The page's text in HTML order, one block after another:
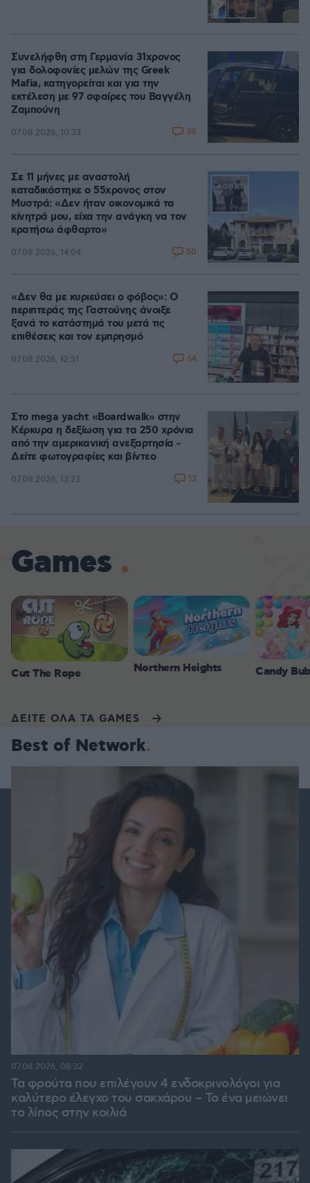
Συνελήφθη στη Γερμανία 31χρονος
για δολοφονίες μελών της Greek
Mafia, κατηγορείται και για την
εκτέλεση με 97 σφαίρες του Βαγγέλη
Ζαμπούνη
07.08.2026, 10:33 38
Σε 11 μήνες με αναστολή
καταδικάστηκε ο 55χρονος στον
Μυστρά: «Δεν ήταν οικονομικά τα
κίνητρά μου, είχα την ανάγκη να τον
κρατήσω άφθαρτο»
07.08.2026, 14:04 50
«Δεν θα με κυριεύσει ο φόβος»: Ο
περιπτεράς της Γαστούνης άνοιξε
ξανά το κατάστημά του μετά τις
επιθέσεις και τον εμπρησμό
07.08.2026, 12:51 64
Στο mega yacht «Boardwalk» στην
Κέρκυρα η δεξίωση για τα 250 χρόνια
από την αμερικανική ανεξαρτησία -
Δείτε φωτογραφίες και βίντεο
07.08.2026, 13:23 13
Games
Cut The Rope Northern Heights Candy
ΔΕΙΤΕ ΟΛΑ ΤΑ GAMES
Best of Network
Τα φρούτα που επιλέγουν 4 ενδοκρινολόγοι για
καλύτερο έλεγχο του σακχάρου – Το ένα μειώνει
το λίπος στην κοιλιά
07.08.2026, 08:32